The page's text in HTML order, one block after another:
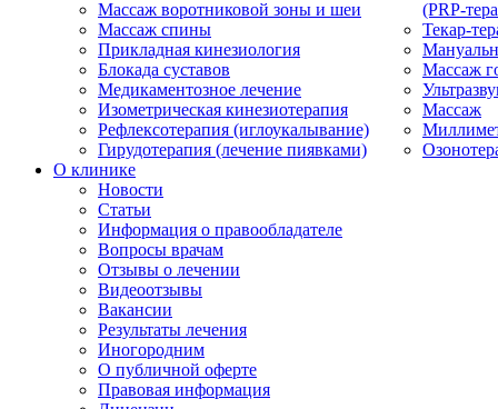
Массаж воротниковой зоны и шеи
Массаж спины
Прикладная кинезиология
Блокада суставов
Медикаментозное лечение
Изометрическая кинезиотерапия
Рефлексотерапия (иглоукалывание)
Гирудотерапия (лечение пиявками)
(PRP-
Текар-
Массаж
Массаж
О клинике
Новости
Статьи
Информация о правообладателе
Вопросы врачам
Отзывы о лечении
Видеоотзывы
Вакансии
Результаты лечения
Иногородним
О публичной оферте
Правовая информация